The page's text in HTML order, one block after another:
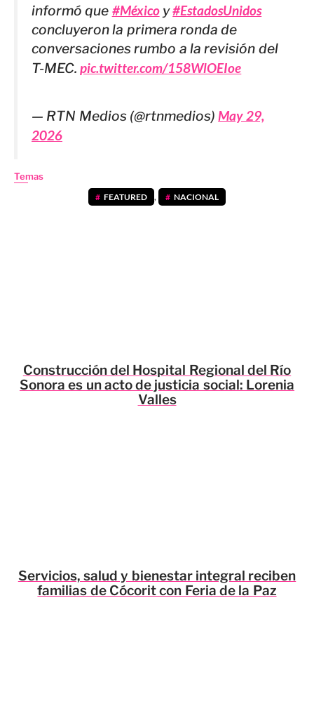
informó que #Méxicoy#EstadosUnidos
concluyeron la primera ronda de
conversaciones rumbo a la revisión del
T-MEC.pic.twitter.com/158WlOEIoe
— RTN Medios (@rtnmedios)May 29,
2026
Temas
FEATURED , NACIONAL
Construcción del Hospital Regional del Río
Sonora es un acto de justicia social: Lorenia
Valles
Servicios, salud y bienestar integral reciben
familias de Cócorit con Feria de la Paz